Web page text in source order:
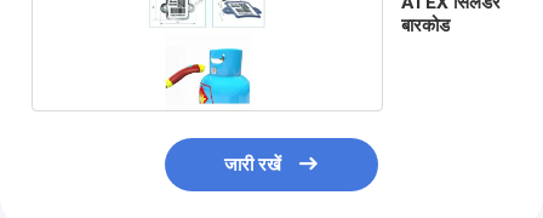
बारकोड
जारी रखें